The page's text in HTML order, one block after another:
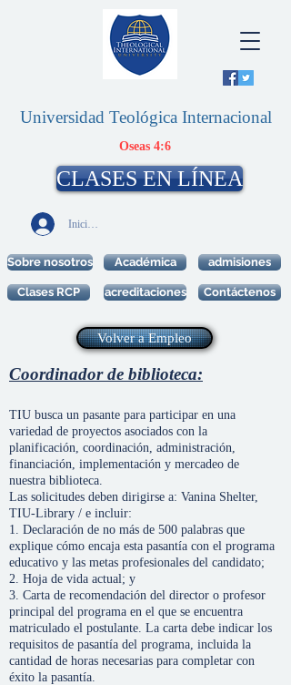
Universidad Teológica Internacional
Oseas 4:6
Iniciar sesión
CLASES EN LÍNEA
Sobre nosotros
Clases RCP
Académica admisiones
acreditaciones Contáctenos
Volver a Empleo
Coordinador de biblioteca:
TIU busca un pasante para participar en una
variedad de proyectos asociados con la
planificación, coordinación, administración,
financiación, implementación y mercadeo de
nuestra biblioteca.
Las solicitudes deben dirigirse a: Vanina Shelter,
TIU-Library / e incluir:
1. Declaración de no más de 500 palabras que
explique cómo encaja esta pasantía con el programa
educativo y las metas profesionales del candidato;
2. Hoja de vida actual; y
3. Carta de recomendación del director o profesor
principal del programa en el que se encuentra
matriculado el postulante. La carta debe indicar los
requisitos de pasantía del programa, incluida la
cantidad de horas necesarias para completar con
éxito la pasantía.